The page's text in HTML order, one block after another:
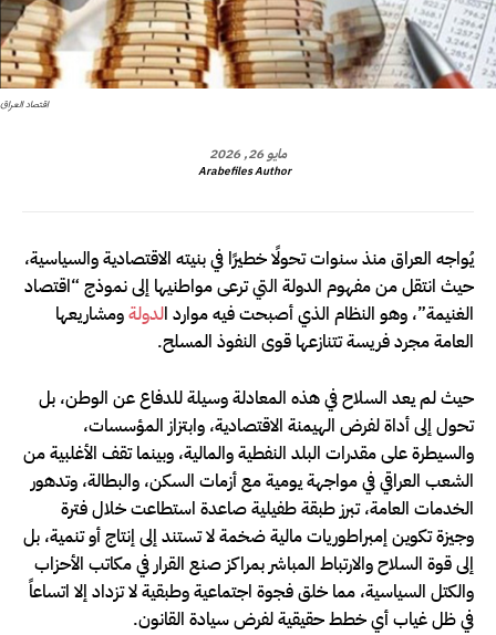
اقتصاد العراق
مايو 26, 2026
Arabefiles Author
يُواجه العراق منذ سنوات تحولًا خطيرًا في بنيته الاقتصادية والسياسية،
حيث انتقل من مفهوم الدولة التي ترعى مواطنيها إلى نموذج “اقتصاد
الغنيمة”، وهو النظام الذي أصبحت فيه موارد الدولةومشاريعها
العامة مجرد فريسة تتنازعها قوى النفوذ المسلح.
حيث لم يعد السلاح في هذه المعادلة وسيلة للدفاع عن الوطن، بل
تحول إلى أداة لفرض الهيمنة الاقتصادية، وابتزاز المؤسسات،
والسيطرة على مقدرات البلد النفطية والمالية، وبينما تقف الأغلبية من
الشعب العراقي في مواجهة يومية مع أزمات السكن، والبطالة، وتدهور
الخدمات العامة، تبرز طبقة طفيلية صاعدة استطاعت خلال فترة
وجيزة تكوين إمبراطوريات مالية ضخمة لا تستند إلى إنتاج أو تنمية، بل
إلى قوة السلاح والارتباط المباشر بمراكز صنع القرار في مكاتب الأحزاب
والكتل السياسية، مما خلق فجوة اجتماعية وطبقية لا تزداد إلا اتساعاً
في ظل غياب أي خطط حقيقية لفرض سيادة القانون.